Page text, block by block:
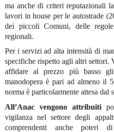
ma anche di criteri reputazionali
lavori in house per le autostrade
dei piccoli Comuni, delle
regionali.
Per i servizi ad alta intensità di
specifiche rispetto agli altri
affidare al prezzo più basso
manodopera è pari ad almeno il
norma è particolarmente attesa dal
All’Anac vengono attribuiti
vigilanza nel settore degli
comprendenti anche poteri di